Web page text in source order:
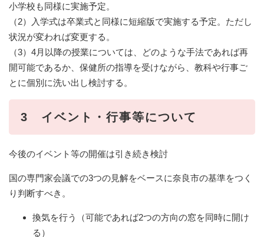
小学校も同様に実施予定。
（2）入学式は卒業式と同様に短縮版で実施する予定。ただし
状況が変われば変更する。
（3）4月以降の授業については、どのような手法であれば再
開可能であるか、保健所の指導を受けながら、教科や行事ご
とに個別に洗い出し検討する。
3 イベント・行事等について
今後のイベント等の開催は引き続き検討
国の専門家会議での3つの見解をベースに奈良市の基準をつく
り判断すべき。
換気を行う（可能であれば2つの方向の窓を同時に開け
る）